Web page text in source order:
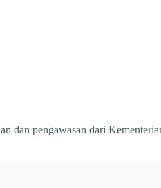
dan pengawasan dari